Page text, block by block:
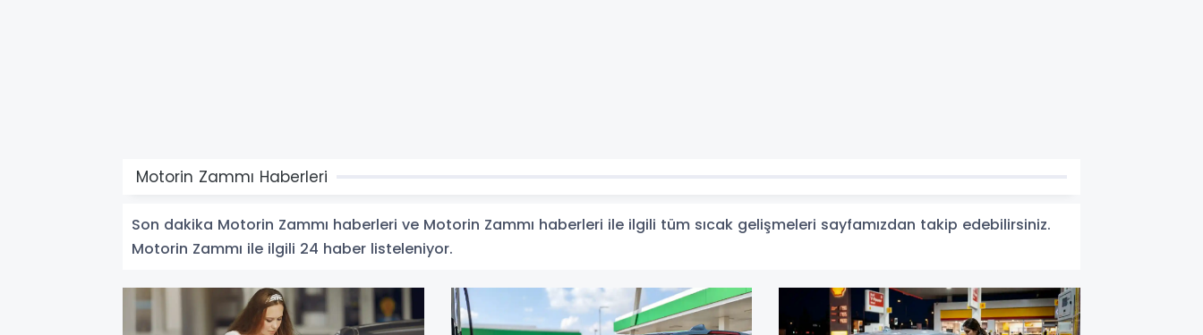
Motorin Zammı Haberleri
Son dakika Motorin Zammı haberleri ve Motorin Zammı haberleri ile ilgili tüm sıcak gelişmeleri sayfamızdan takip edebilirsiniz.
Motorin Zammı ile ilgili 24 haber listeleniyor.